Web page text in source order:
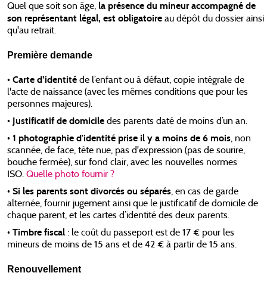
Quel que soit son âge, la présence du mineur accompagné de
son représentant légal, est obligatoireau dépôt du dossier ainsi
qu'au retrait.
Première demande
•Carte d’identitéde l’enfant ou à défaut, copie intégrale de
l'acte de naissance (avec les mêmes conditions que pour les
personnes majeures).
• Justificatif de domicile des parents daté de moins d’un an.
•1 photographie d'identité prise il y a moins de 6 mois, non
scannée, de face, tête nue, pas d'expression (pas de sourire,
bouche fermée), sur fond clair, avec les nouvelles normes
ISO.Quelle photo fournir ?
•Si les parents sont divorcés ou séparés, en cas de garde
alternée, fournir jugement ainsi que le justificatif de domicile de
chaque parent, et les cartes d’identité des deux parents.
•Timbre fiscal : le coût du passeport est de 17 € pour les
mineurs de moins de 15 ans et de 42 € à partir de 15 ans.
Renouvellement